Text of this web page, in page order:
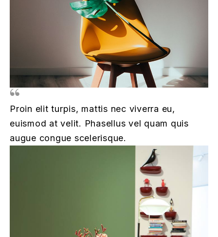
Proin elit turpis, mattis nec viverra eu,
euismod at velit. Phasellus vel quam quis
augue congue scelerisque.